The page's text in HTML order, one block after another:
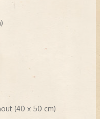
(40 x 50 cm)